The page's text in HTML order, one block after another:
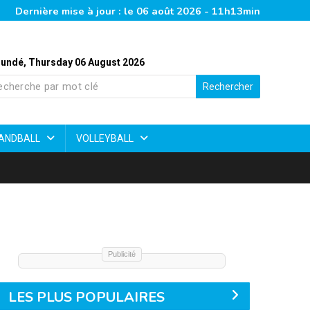
Dernière mise à jour : le 06 août 2026 - 11h13min
Thursday 06 August 2026
Rechercher
VOLLEYBALL
Publicité
LES PLUS POPULAIRES